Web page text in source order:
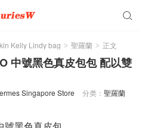

Kelly Lindy bag > 聖羅蘭 > 正文
中號黑色真皮包包 配以雙
Singapore Store 分类： 聖羅蘭